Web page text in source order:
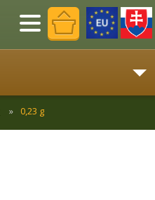
Menu
0,23 g